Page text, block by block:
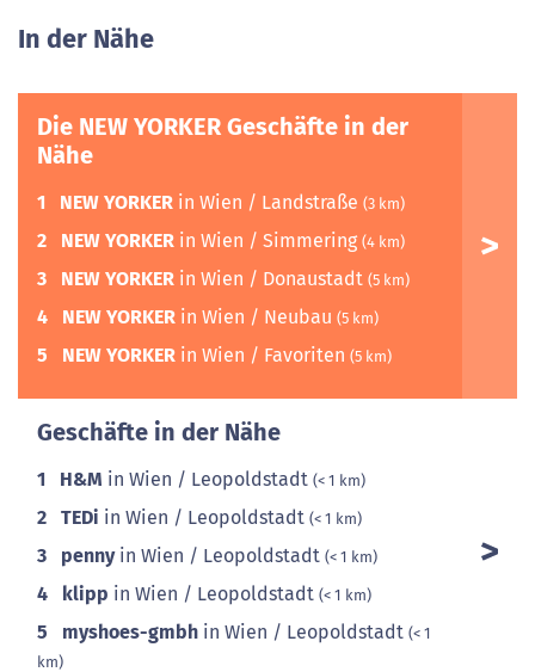
In der Nähe
Die NEW YORKER Geschäfte in der
Nähe
1 NEW YORKER in Wien / Landstraße (3 km)
2 NEW YORKER in Wien / Simmering (4 km)
3 NEW YORKER in Wien / Donaustadt (5 km)
4 NEW YORKER in Wien / Neubau (5 km)
5 NEW YORKER in Wien / Favoriten (5 km)
Geschäfte in der Nähe
1 H&M in Wien / Leopoldstadt (< 1 km)
2 TEDi in Wien / Leopoldstadt (< 1 km)
3 pennyin Wien / Leopoldstadt (< 1 km)
4 klipp in Wien / Leopoldstadt (< 1 km)
5 myshoes-gmbh in Wien / Leopoldstadt (< 1
km)